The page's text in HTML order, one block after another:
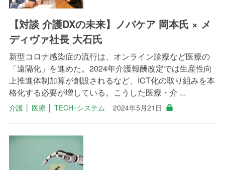
【対談 介護DXの未来】ノバケア 岡本氏 × メ
ディヴァ社長 大石氏
新型コロナ感染症の流行は、オンライン診療など医療の
「遠隔化」を進めた。2024年介護報酬改定では生産性向
上推進体制加算が創設されるなど、ICT化の取り組みを本
格化する必要が増している。こうした医療・介 ...
介護│ 医療 │ TECH･システム 2024年5月21日